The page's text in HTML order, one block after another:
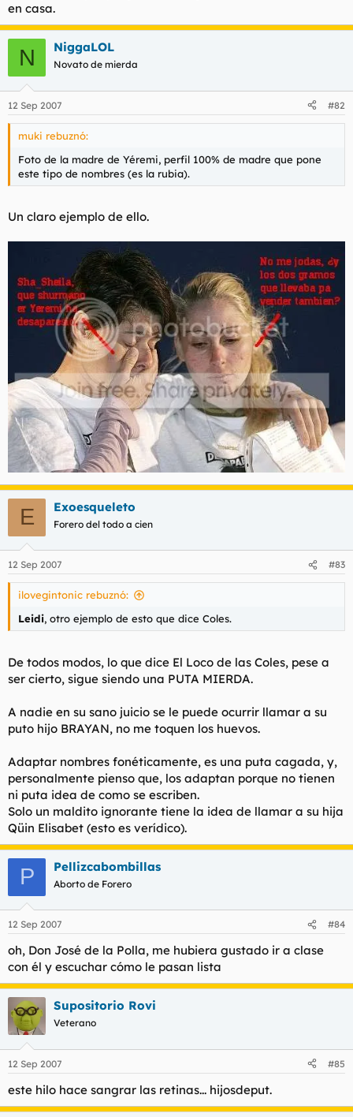
en casa.
N NiggaLOL
Novato de mierda
12 Sep 2007 #82
muki rebuznó:
Foto de la madre de Yéremi, perfil 100% de madre que pone
este tipo de nombres (es la rubia).
Un claro ejemplo de ello.
E Exoesqueleto
Forero del todo a cien
12 Sep 2007 #83
ilovegintonic rebuznó:
Leidi, otro ejemplo de esto que dice Coles.
De todos modos, lo que dice El Loco de las Coles, pese a
ser cierto, sigue siendo una PUTA MIERDA.
A nadie en su sano juicio se le puede ocurrir llamar a su
puto hijo BRAYAN, no me toquen los huevos.
Adaptar nombres fonéticamente, es una puta cagada, y,
personalmente pienso que, los adaptan porque no tienen
ni puta idea de como se escriben.
Solo un maldito ignorante tiene la idea de llamar a su hija
Qüin Elisabet (esto es verídico).
P Pellizcabombillas
Aborto de Forero
12 Sep 2007 #84
oh, Don José de la Polla, me hubiera gustado ir a clase
con él y escuchar cómo le pasan lista
Supositorio Rovi
Veterano
12 Sep 2007 #85
este hilo hace sangrar las retinas... hijosdeput.